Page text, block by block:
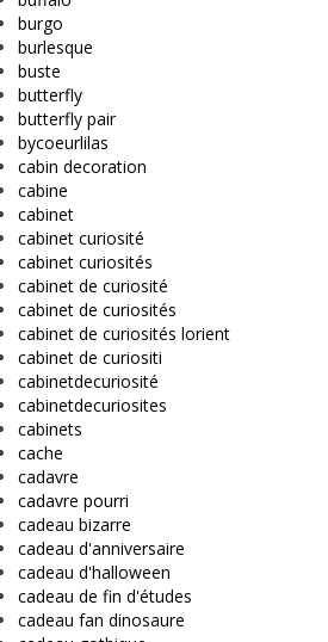
burgo
burlesque
buste
butterfly
butterfly pair
bycoeurlilas
cabin decoration
cabine
cabinet
cabinet curiosité
cabinet curiosités
cabinet de curiosité
cabinet de curiosités
cabinet de curiosités lorient
cabinet de curiositi
cabinetdecuriosité
cabinetdecuriosites
cabinets
cache
cadavre
cadavre pourri
cadeau bizarre
cadeau d'anniversaire
cadeau d'halloween
cadeau de fin d'études
cadeau fan dinosaure